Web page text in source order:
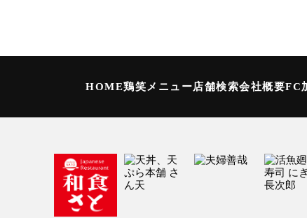
HOME鶏笑メニュー店舗検索会社概要FC